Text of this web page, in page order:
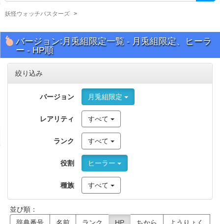
妖怪ウォッチバスターズ
バージョン:月兎組限定一覧 - 月兎組限定、ヒーラ
ー - HP順
絞り込み
バージョン 月兎組限定
レアリティ すべて
ランク すべて
役割 ヒーラー
種族 すべて
並び順：
辞典番号
名前 ランク HP ちから ようりょく